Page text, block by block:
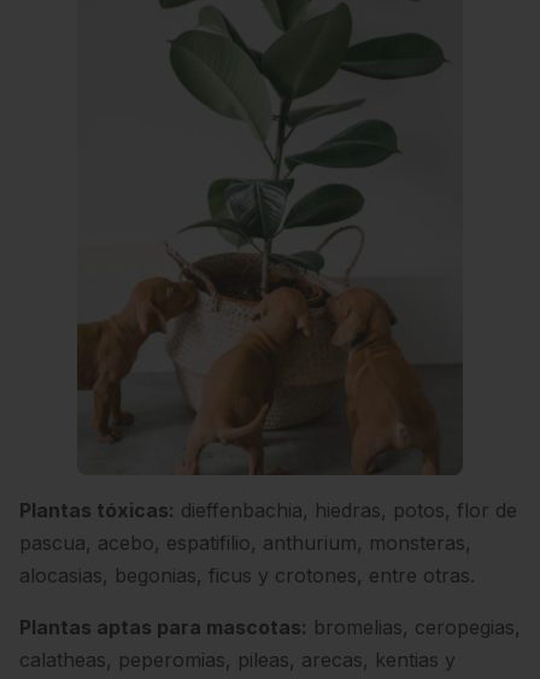
Plantas tóxicas: dieffenbachia, hiedras, potos, flor de
pascua, acebo, espatifilio, anthurium, monsteras,
alocasias, begonias, ficus y crotones, entre otras.
Plantas aptas para mascotas: bromelias, ceropegias,
calatheas, peperomias, pileas, arecas, kentias y